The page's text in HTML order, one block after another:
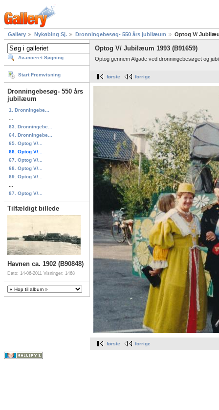
Gallery Nykøbing Sj. Dronningebesøg- 550 års jubilæum Optog V/
Avanceret Søgning
Start Fremvisning
Dronningebesøg- 550 års
jubilæum
1. Dronningebe...
63. Dronningebe...
64. Dronningebe...
65. Optog V/...
66. Optog V/...
67. Optog V/...
68. Optog V/...
69. Optog V/...
87. Optog V/...
Tilfældigt billede
Havnen ca. 1902 (B90848)
Dato: 14-06-2011 Visninger: 1468
Optog V/ Jubilæum 1993 (B91659)
Optog gennem Algade ved dronningebesøget og
første forrige
første forrige